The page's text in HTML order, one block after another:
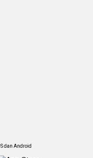
dan Android